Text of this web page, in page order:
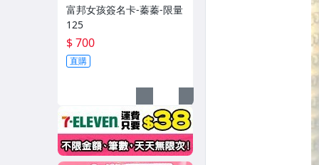
富邦女孩簽名卡-蓁蓁-限量
125
$ 700
直購